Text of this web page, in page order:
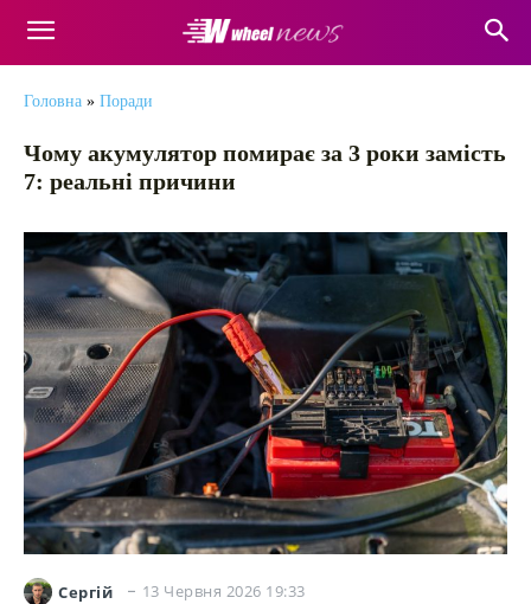
Головна » Поради
Чому акумулятор помирає за 3 роки замість
7: реальні причини
Сергій 13 Червня 2026 19:33